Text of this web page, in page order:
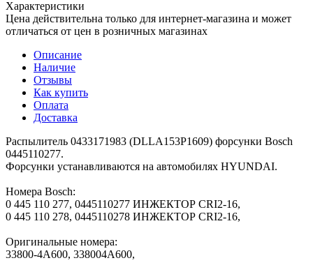
Характеристики
Цена действительна только для интернет-магазина и может
отличаться от цен в розничных магазинах
Описание
Наличие
Отзывы
Как купить
Оплата
Доставка
Распылитель 0433171983 (DLLA153P1609) форсунки Bosch
0445110277.
Форсунки устанавливаются на автомобилях HYUNDAI.
Номера Bosch:
0 445 110 277, 0445110277 ИНЖЕКТОР CRI2-16,
0 445 110 278, 0445110278 ИНЖЕКТОР CRI2-16,
Оригинальные номера:
33800-4A600, 338004A600,